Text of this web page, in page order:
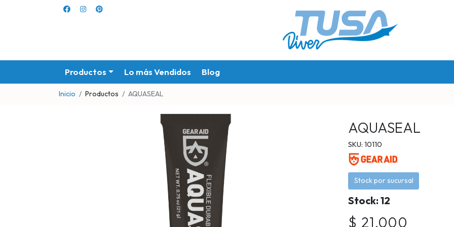
Productos Lo más Vendidos Blog
Inicio Productos AQUASEAL
AQUASEAL
SKU: 10110
Stock por sucursal
Stock: 12
$ 21.000